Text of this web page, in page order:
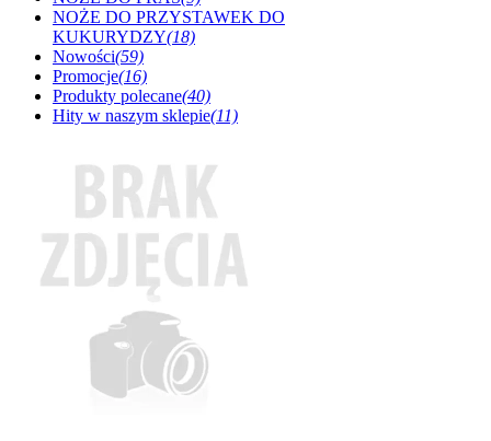
NOŻE DO PRZYSTAWEK DO
KUKURYDZY(18)
Nowości(59)
Promocje(16)
Produkty polecane(40)
Hity w naszym sklepie(11)